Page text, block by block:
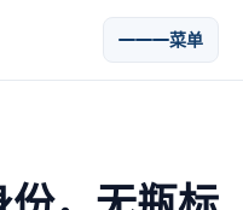
菜单